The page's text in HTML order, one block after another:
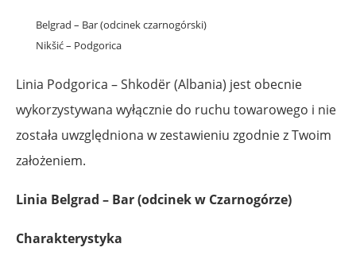
Belgrad – Bar (odcinek czarnogórski)
Nikšić – Podgorica
Linia Podgorica – Shkodër (Albania) jest obecnie
wykorzystywana wyłącznie do ruchu towarowego i nie
została uwzględniona w zestawieniu zgodnie z Twoim
założeniem.
Linia Belgrad – Bar (odcinek w Czarnogórze)
Charakterystyka